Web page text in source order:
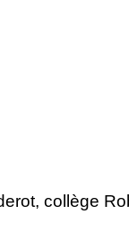
collège